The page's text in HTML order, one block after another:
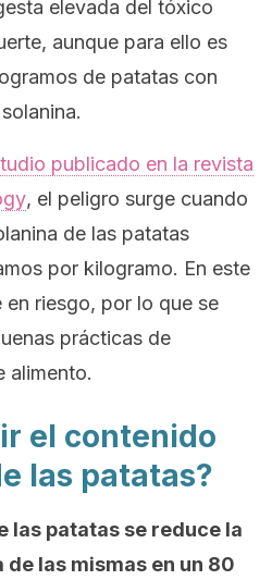
elevada del tóxico
aunque para ello es
de patatas con
publicado en la revista
, el peligro surge cuando
de las patatas
por kilogramo. En este
en riesgo, por lo que se
prácticas de
alimento.
el contenido
las patatas?
las patatas se reduce la
las mismas en un 80